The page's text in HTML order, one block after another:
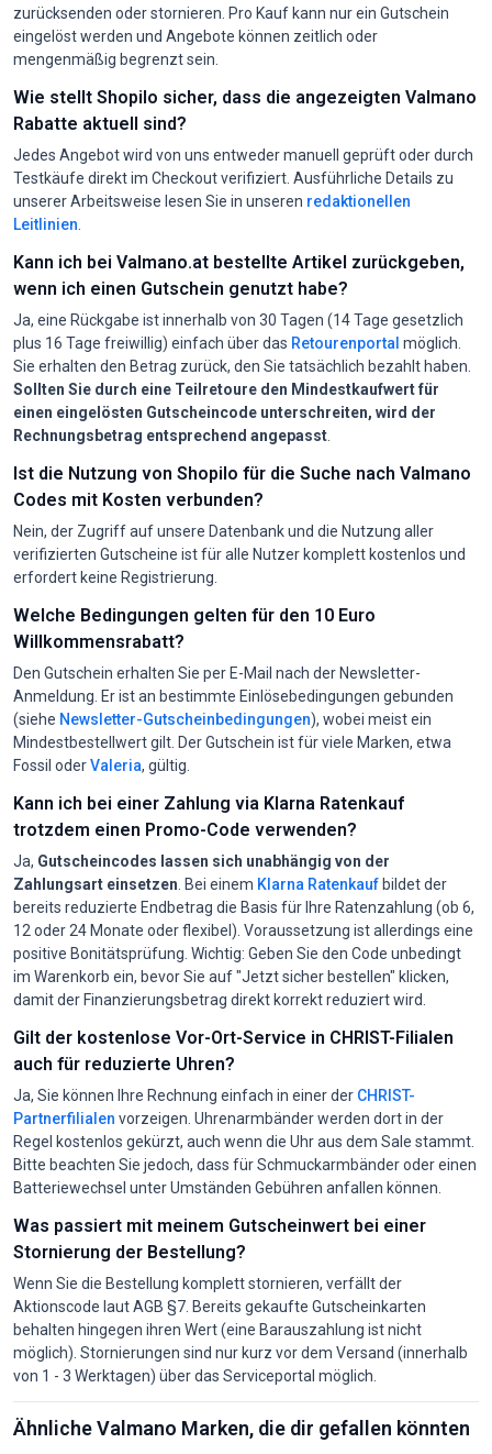
zurücksenden oder stornieren. Pro Kauf kann nur ein Gutschein
eingelöst werden und Angebote können zeitlich oder
mengenmäßig begrenzt sein.
Wie stellt Shopilo sicher, dass die angezeigten Valmano
Rabatte aktuell sind?
Jedes Angebot wird von uns entweder manuell geprüft oder durch
Testkäufe direkt im Checkout verifiziert. Ausführliche Details zu
unserer Arbeitsweise lesen Sie in unseren redaktionellen
Leitlinien
Kann ich bei Valmano.at bestellte Artikel zurückgeben,
wenn ich einen Gutschein genutzt habe?
Ja, eine Rückgabe ist innerhalb von 30 Tagen (14 Tage gesetzlich
plus 16 Tage freiwillig) einfach über das Retourenportal möglich.
Sie erhalten den Betrag zurück, den Sie tatsächlich bezahlt haben.
Sollten Sie durch eine Teilretoure den Mindestkaufwert für
einen eingelösten Gutscheincode unterschreiten, wird der
Rechnungsbetrag entsprechend angepasst
Ist die Nutzung von Shopilo für die Suche nach Valmano
Codes mit Kosten verbunden?
Nein, der Zugriff auf unsere Datenbank und die Nutzung aller
verifizierten Gutscheine ist für alle Nutzer komplett kostenlos und
erfordert keine Registrierung.
Welche Bedingungen gelten für den 10 Euro
Willkommensrabatt?
Den Gutschein erhalten Sie per E-Mail nach der Newsletter-
Anmeldung. Er ist an bestimmte Einlösebedingungen gebunden
(siehe Newsletter-Gutscheinbedingungen), wobei meist ein
Mindestbestellwert gilt. Der Gutschein ist für viele Marken, etwa
Fossil oderValeria, gültig.
Kann ich bei einer Zahlung via Klarna Ratenkauf
trotzdem einen Promo-Code verwenden?
Ja, Gutscheincodes lassen sich unabhängig von der
Zahlungsart einsetzen . Bei einem Klarna Ratenkaufbildet der
bereits reduzierte Endbetrag die Basis für Ihre Ratenzahlung (ob 6,
12 oder 24 Monate oder flexibel). Voraussetzung ist allerdings eine
positive Bonitätsprüfung. Wichtig: Geben Sie den Code unbedingt
im Warenkorb ein, bevor Sie auf "Jetzt sicher bestellen" klicken,
damit der Finanzierungsbetrag direkt korrekt reduziert wird.
Gilt der kostenlose Vor-Ort-Service in CHRIST-Filialen
auch für reduzierte Uhren?
Ja, Sie können Ihre Rechnung einfach in einer der CHRIST-
Partnerfilialen vorzeigen. Uhrenarmbänder werden dort in der
Regel kostenlos gekürzt, auch wenn die Uhr aus dem Sale stammt.
Bitte beachten Sie jedoch, dass für Schmuckarmbänder oder einen
Batteriewechsel unter Umständen Gebühren anfallen können.
Was passiert mit meinem Gutscheinwert bei einer
Stornierung der Bestellung?
Wenn Sie die Bestellung komplett stornieren, verfällt der
Aktionscode laut AGB §7. Bereits gekaufte Gutscheinkarten
behalten hingegen ihren Wert (eine Barauszahlung ist nicht
möglich). Stornierungen sind nur kurz vor dem Versand (innerhalb
von 1 - 3 Werktagen) über das Serviceportal möglich.
Ähnliche Valmano Marken, die dir gefallen könnten